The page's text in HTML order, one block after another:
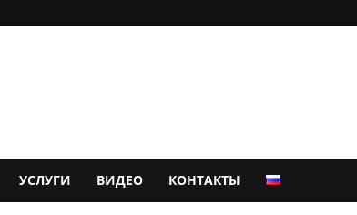
УСЛУГИ ВИДЕО КОНТАКТЫ